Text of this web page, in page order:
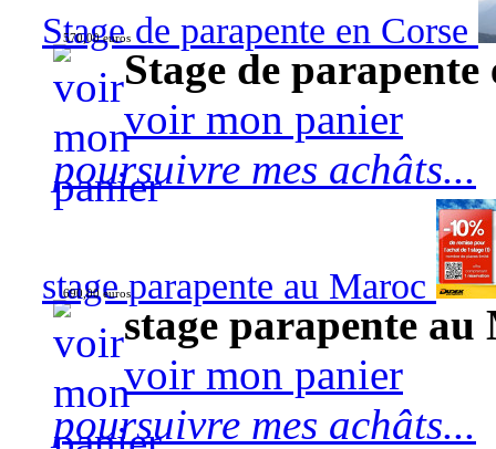
Stage de parapente en Corse
570,00 euros
Stage de
voir mon panier
poursuivre mes achâts...
stage parapente au Maroc
690,00 euros
stage parapente
voir mon panier
poursuivre mes achâts...